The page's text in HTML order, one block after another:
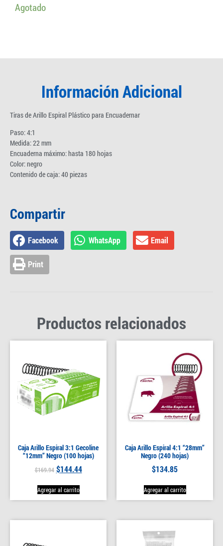
Agotado
Información Adicional
Tiras de Arillo Espiral Plástico para Encuadernar
Paso: 4:1
Medida: 22 mm
Encuaderna máximo: hasta 180 hojas
Color: negro
Contenido de caja: 40 piezas
Compartir
Facebook WhatsApp Email
Print
Productos relacionados
Caja Arillo Espiral 3:1 Gecoline
“12mm” Negro (100 hojas)
$169.94 $144.44
Agregar al carrito
Caja Arillo Espiral 4:1 “28mm”
Negro (240 hojas)
$134.85
Agregar al carrito